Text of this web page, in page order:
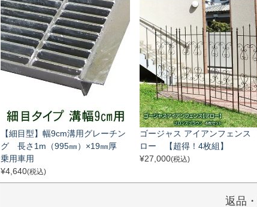
【細目型】幅9cm溝用グレーチン
グ 長さ1m（995㎜）×19㎜厚
乗用車用
¥4,640(税込)
ゴージャス アイアンフェン
ロー 【超得！4枚組】
¥27,000(税込)
返品